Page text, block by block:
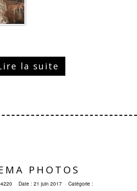
la suite
PHOTOS
Date : 21 juin 2017 Catégorie :